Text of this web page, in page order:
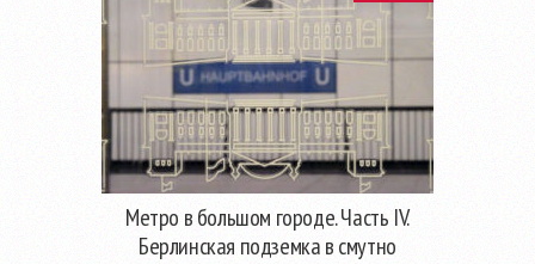
Метро в большом городе. Часть IV.
Берлинская подземка в смутно